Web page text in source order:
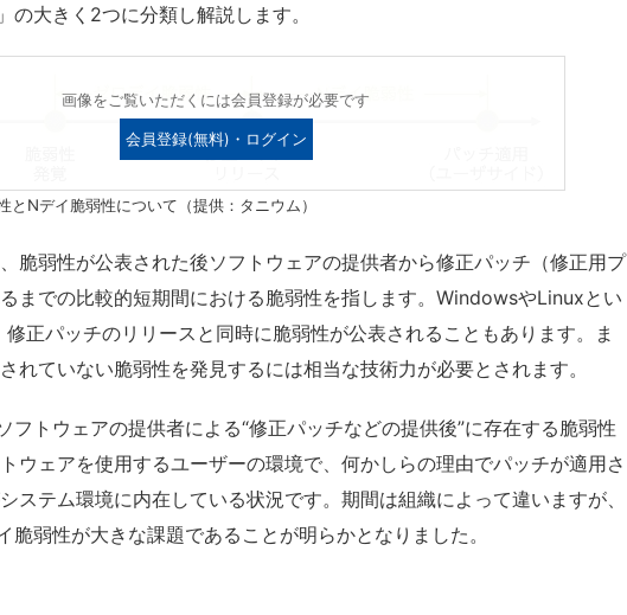
の大きく2つに分類し解説します。
画像をご覧いただくには会員登録が必要です
会員登録(無料)・ログイン
Nデイ脆弱性について（提供：タニウム）
脆弱性が公表された後ソフトウェアの提供者から修正パッチ（修正用プ
までの比較的短期間における脆弱性を指します。WindowsやLinuxとい
修正パッチのリリースと同時に脆弱性が公表されることもあります。ま
れていない脆弱性を発見するには相当な技術力が必要とされます。
トウェアの提供者による“修正パッチなどの提供後”に存在する脆弱性
ウェアを使用するユーザーの環境で、何かしらの理由でパッチが適用さ
ステム環境に内在している状況です。期間は組織によって違いますが、
脆弱性が大きな課題であることが明らかとなりました。